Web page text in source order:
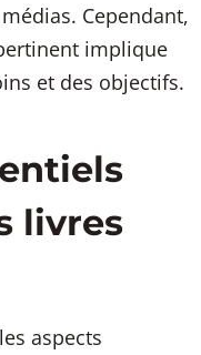
Cependant,
implique
et des objectifs.
livres
aspects